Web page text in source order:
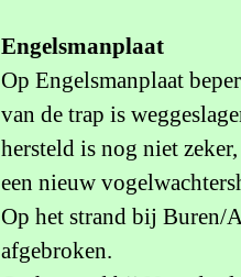
Engelsmanplaat
Op Engelsmanplaat
van de trap is
hersteld is nog niet
een nieuw
Op het strand bij Buren/
afgebroken.